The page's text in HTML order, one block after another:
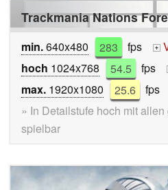
Trackmania Nations
min.640x480 283 fps +
hoch 1024x768 54.5 fps
max. 1920x1080 25.6 fps
» In Detailstufe hoch mit
spielbar